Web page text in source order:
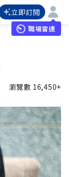
立即訂閱
職場雷達
瀏覽數 16,450+